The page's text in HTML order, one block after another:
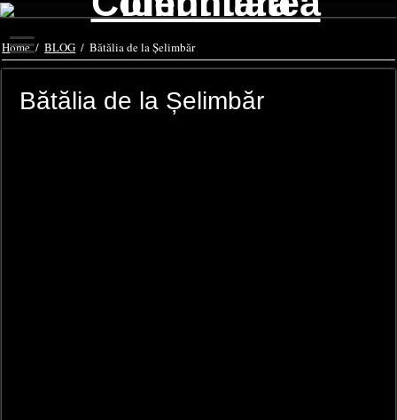
Home / BLOG / Bătălia de la Șelimbăr
Bătălia de la Șelimbăr